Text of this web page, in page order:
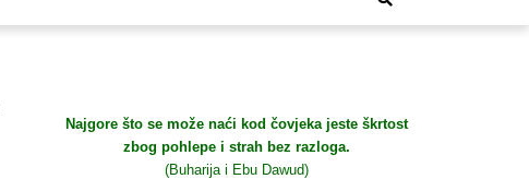
Najgore što se može naći kod čovjeka jeste škrtost
zbog pohlepe i strah bez razloga.
(Buharija i Ebu Dawud)